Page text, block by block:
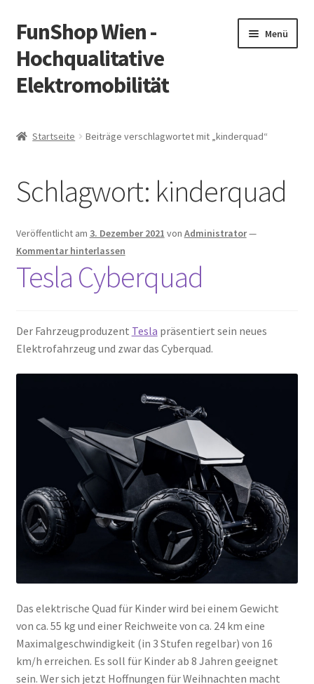
Zur
Navigation
springen
Zum
Inhalt
springen
FunShop Wien -
Hochqualitative
Elektromobilität
Menü
Vorsicht Internetbetrug
öffnen
Über FunShop
Impressum
Startseite Beiträge verschlagwortet mit „kinderquad“
Schlagwort: kinderquad
Veröffentlicht am 3. Dezember 2021 von Administrator—
Kommentar hinterlassen
Tesla Cyberquad
Der Fahrzeugproduzent Tesla präsentiert sein neues
Elektrofahrzeug und zwar das Cyberquad.
Das elektrische Quad für Kinder wird bei einem Gewicht
von ca. 55 kg und einer Reichweite von ca. 24 km eine
Maximalgeschwindigkeit (in 3 Stufen regelbar) von 16
km/h erreichen. Es soll für Kinder ab 8 Jahren geeignet
sein. Wer sich jetzt Hoffnungen für Weihnachten macht